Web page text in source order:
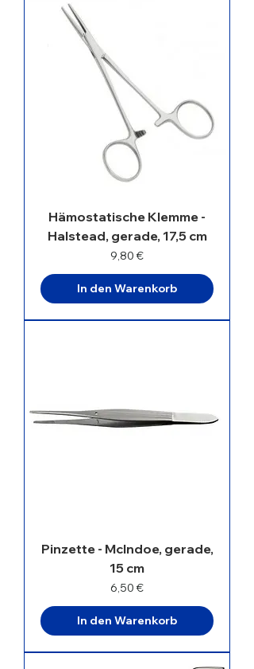
Hämostatische Klemme -
Halstead, gerade, 17,5 cm
Preis
9,80 €
In den Warenkorb
Pinzette - McIndoe, gerade,
15 cm
Preis
6,50 €
In den Warenkorb